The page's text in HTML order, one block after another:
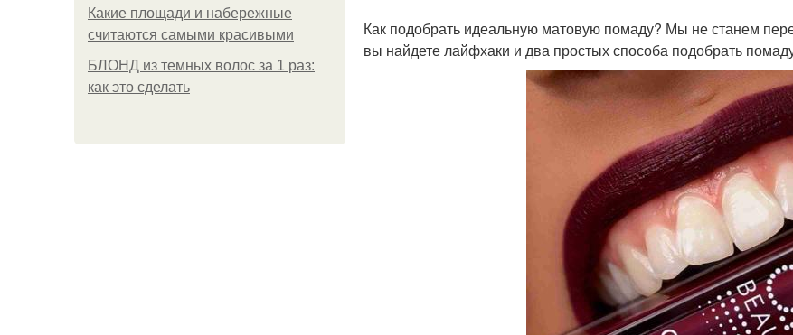
Какие площади и набережные
считаются самыми красивыми
БЛОНД из темных волос за 1 раз:
как это сделать
Как подобрать идеальную матовую помаду? Мы не станем
вы найдете лайфхаки и два простых способа подобрать